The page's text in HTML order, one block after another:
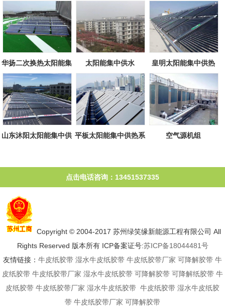
中系统
华扬二次换热太阳能集
中系统
太阳能集中供水 皇明太阳能集中供热
山东沐阳太阳能集中供 平板太阳能集中供热系
空气源机组
点击电话咨询：13451537335
Copyright © 2004-2017 苏州绿笑缘新能源工程有限公司 All
Rights Reserved 版本所有 ICP备案证号:苏ICP备18044481号
友情链接： 牛皮纸胶带 湿水牛皮纸胶带 牛皮纸胶带厂家 可降解胶带 牛
皮纸胶带 牛皮纸胶带厂家 湿水牛皮纸胶带 可降解胶带 可降解纸胶带 牛
皮纸胶带 牛皮纸胶带厂家 湿水牛皮纸胶带 牛皮纸胶带 湿水牛皮纸胶
带 牛皮纸胶带厂家 可降解胶带